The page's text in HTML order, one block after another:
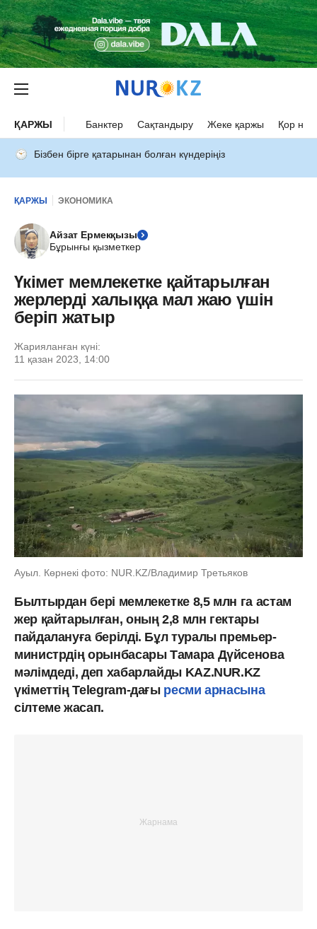
ҚАРЖЫ Банктер Сақтандыру Жеке қаржы Қор
Бізбен бірге қатарынан болған күндеріңіз
ҚАРЖЫ ЭКОНОМИКА
Айзат Ермекқызы
Бұрынғы қызметкер
Үкімет мемлекетке қайтарылған
жерлерді халыққа мал жаю үшін
беріп жатыр
Жарияланған күні:
11 қазан 2023, 14:00
Ауыл. Көрнекі фото: NUR.KZ/Владимир Третьяков
Былтырдан бері мемлекетке 8,5 млн га астам
жер қайтарылған, оның 2,8 млн гектары
пайдалануға берілді. Бұл туралы премьер-
министрдің орынбасары Тамара Дүйсенова
мәлімдеді, деп хабарлайды KAZ.NUR.KZ
үкіметтің Telegram-дағыресми арнасына
сілтеме жасап.